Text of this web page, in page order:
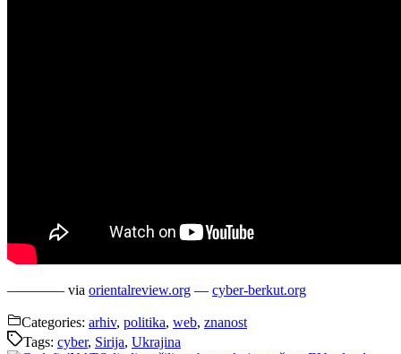
———— via orientalreview.org — cyber-berkut.org
Categories: arhiv, politika, web, znanost
Tags: cyber, Sirija, Ukrajina